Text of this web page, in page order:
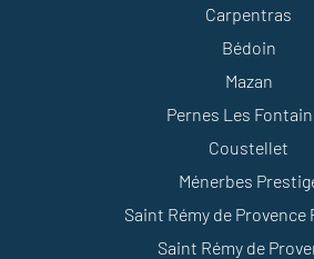
Carpentras
Bédoin
Mazan
Pernes Les
Coustellet
Ménerbes
Saint Rémy de Provence
Saint Rémy de